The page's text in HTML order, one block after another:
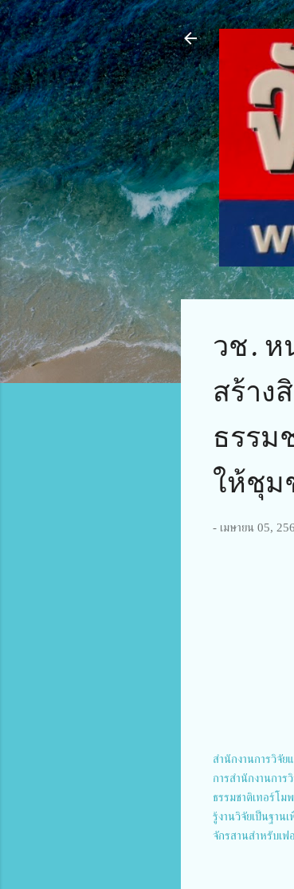
วช. ห
สร้าง
ธรรม
ให้ชุ
- เมษายน 05,
สำนักงานการวิจั
การสำนักงานกา
ธรรมชาติเทอร์โม
รู้งานวิจัยเป็นฐาน
จักรสานสำหรับเฟ